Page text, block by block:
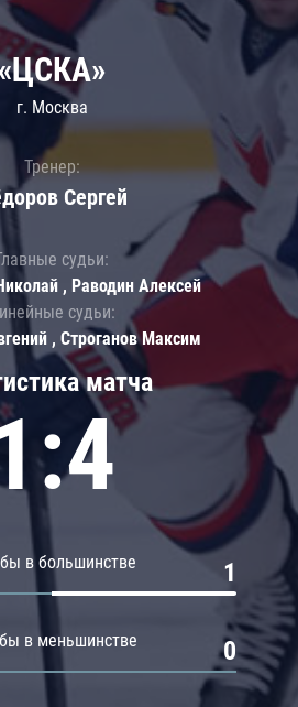
матча
в большинстве 1
в меньшинстве 0
г. Москва
Тренер:
Сергей
судьи:
, Раводин Алексей
судьи:
, Строганов Максим